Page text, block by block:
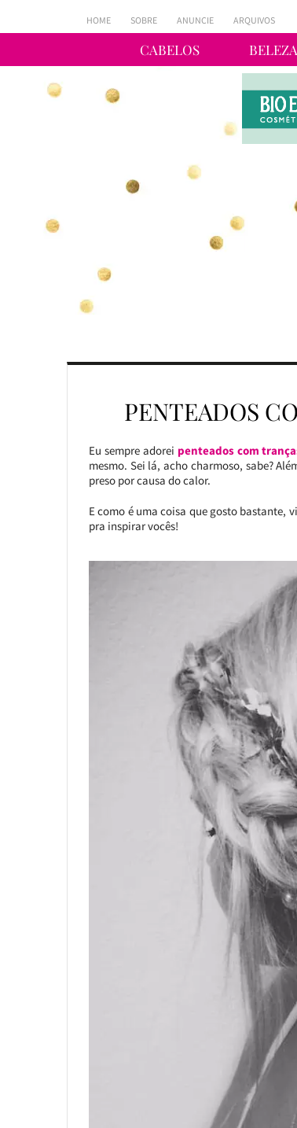
CABELOS BELEZA
HOME SOBRE ANUNCIE ARQUIVOS
PENTEADOS
Eu sempre adorei penteados com
mesmo. Sei lá, acho charmoso, sabe?
preso por causa do calor.
E como é uma coisa que gosto bastante,
pra inspirar vocês!